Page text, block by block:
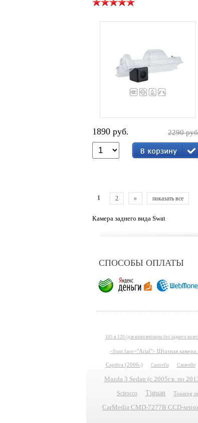
1890 руб. 2290
1 2 » показать все
Камера заднего вида Swat
СПОСОБЫ ОПЛАТЫ
105 и 120 (для комплектации без заднего
<font face="Arial"> Штатная камера
Captiva (2006-) Caravella Caravelle
Mazda 3 Sedan (с 2005г.в. по
Scirocco Tiguan Touareg
CarMedia CMD-7277B CCD-